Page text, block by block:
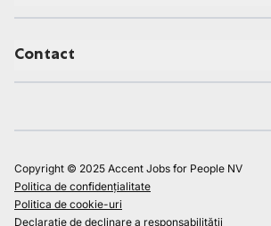
Contact
Copyright © 2025 Accent Jobs for People NV
Politica de confidențialitate
Politica de cookie-uri
Declarație de declinare a responsabilității